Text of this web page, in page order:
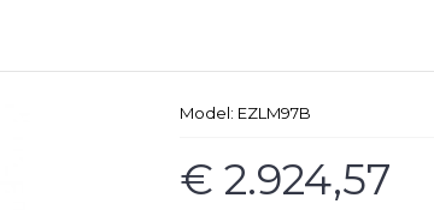
Model: EZLM97B
€ 2.924,57